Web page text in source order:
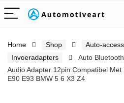
Home Shop
Auto-
Invoeradapters
Auto
Audio Adapter 12pin Compatibel
E90 E93 BMW 5 6 X3 Z4